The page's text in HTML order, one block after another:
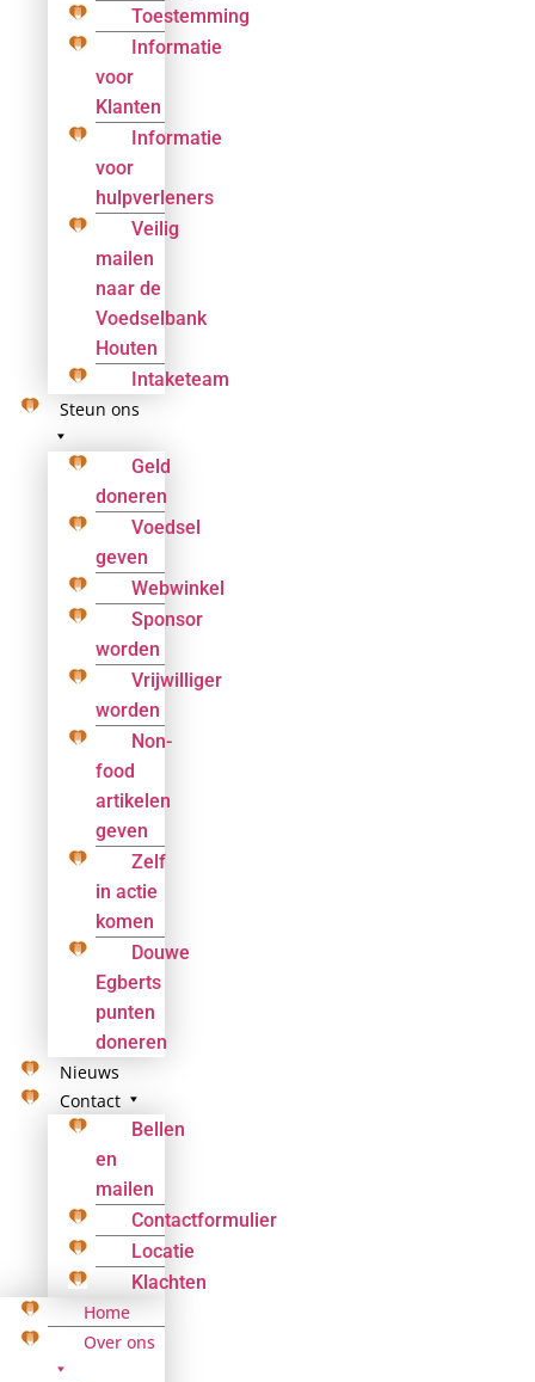
Toestemming
Informatie
voor
Klanten
Informatie
voor
hulpverleners
Veilig
mailen
naar de
Voedselbank
Houten
Intaketeam
Steun ons
Geld
doneren
Voedsel
geven
Webwinkel
Sponsor
worden
Vrijwilliger
worden
Non-
food
artikelen
geven
Zelf
in actie
komen
Douwe
Egberts
punten
doneren
Nieuws
Contact
Bellen
en
mailen
Contactformulier
Locatie
Klachten
Home
Over ons